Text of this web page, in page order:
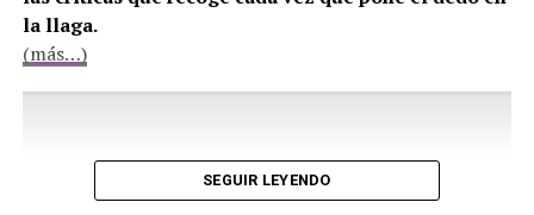
la llaga.
(más…)
SEGUIR LEYENDO